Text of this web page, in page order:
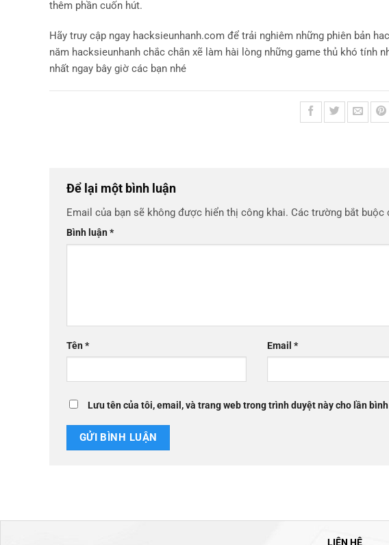
thêm phần cuốn hút.
Hãy truy cập ngay hacksieunhanh.com để trải nghiêm những phiên bản
năm hacksieunhanh chắc chắn xẽ làm hài lòng những game thủ khó tính
nhất ngay bây giờ các bạn nhé
Để lại một bình luận
Email của bạn sẽ không được hiển thị công khai. Các trường bắt buộc
Bình luận*
Tên* Email*
Lưu tên của tôi, email, và trang web trong trình duyệt này cho lần
LIÊN HỆ